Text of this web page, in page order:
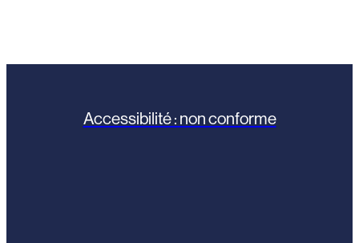
Accessibilité : non conforme